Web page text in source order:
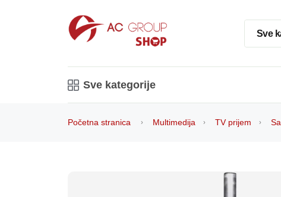
Sve
Sve kategorije
Početna stranica Multimedija TV prijem